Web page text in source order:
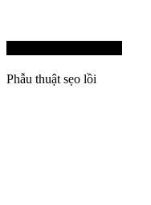
Phẫu thuật sẹo lồi